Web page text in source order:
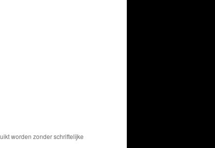
worden zonder schriftelijke